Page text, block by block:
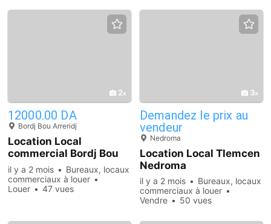
2
12000.00 DA
Bordj Bou Arreridj
Location Local
commercial Bordj Bou
Arreridj
il y a 2 mois
Bureaux, locaux
commerciaux à louer
Louer
47 vues
3
Demandez le prix au
vendeur
Nedroma
Location Local Tlemcen
Nedroma
il y a 2 mois
Bureaux, locaux
commerciaux à louer
Vendre
50 vues